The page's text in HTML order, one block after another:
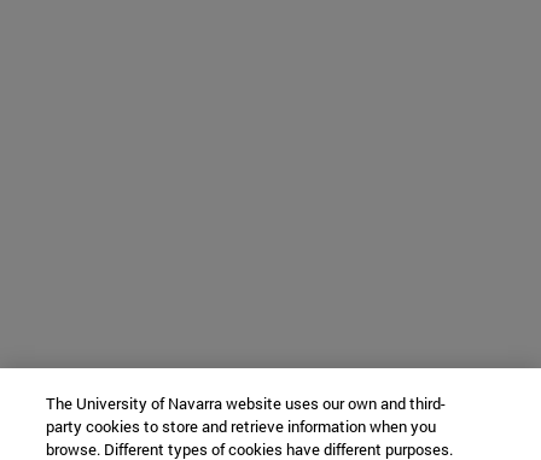
The University of Navarra website uses our own and third-
party cookies to store and retrieve information when you
browse. Different types of cookies have different purposes.